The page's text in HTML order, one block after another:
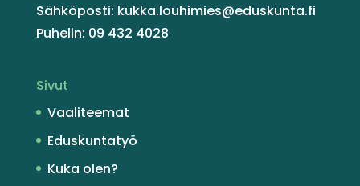
Sähköposti: kukka.louhimies@eduskunta.fi
Puhelin: 09 432 4028
Sivut
Vaaliteemat
Eduskuntatyö
Kuka olen?